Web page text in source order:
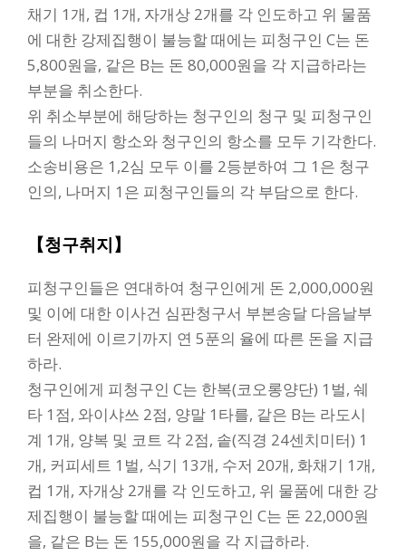
채기 1개, 컵 1개, 자개상 2개를 각 인도하고 위 물품
에 대한 강제집행이 불능할 때에는 피청구인 C는 돈
5,800원을, 같은 B는 돈 80,000원을 각 지급하라는
부분을 취소한다.
위 취소부분에 해당하는 청구인의 청구 및 피청구인
들의 나머지 항소와 청구인의 항소를 모두 기각한다.
소송비용은 1,2심 모두 이를 2등분하여 그 1은 청구
인의, 나머지 1은 피청구인들의 각 부담으로 한다.
【청구취지】
피청구인들은 연대하여 청구인에게 돈 2,000,000원
및 이에 대한 이사건 심판청구서 부본송달 다음날부
터 완제에 이르기까지 연 5푼의 율에 따른 돈을 지급
하라.
청구인에게 피청구인 C는 한복(코오롱양단) 1벌, 쉐
타 1점, 와이샤쓰 2점, 양말 1타를, 같은 B는 라도시
계 1개, 양복 및 코트 각 2점, 솥(직경 24센치미터) 1
개, 커피세트 1벌, 식기 13개, 수저 20개, 화채기 1개,
컵 1개, 자개상 2개를 각 인도하고, 위 물품에 대한 강
제집행이 불능할 때에는 피청구인 C는 돈 22,000원
을, 같은 B는 돈 155,000원을 각 지급하라.